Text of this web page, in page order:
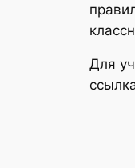
Для